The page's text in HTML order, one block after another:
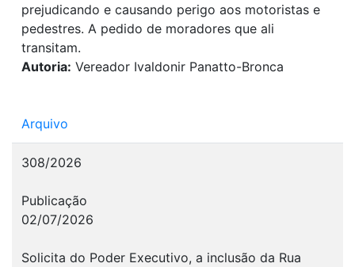
prejudicando e causando perigo aos motoristas e
pedestres. A pedido de moradores que ali
transitam.
Autoria: Vereador Ivaldonir Panatto-Bronca
Arquivo
308/2026
Publicação
02/07/2026
Solicita do Poder Executivo, a inclusão da Rua